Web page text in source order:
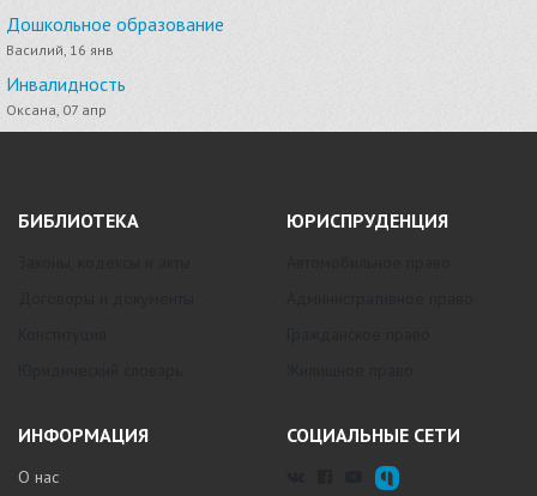
Дошкольное образование
Василий, 16 янв
Инвалидность
Оксана, 07 апр
БИБЛИОТЕКА ЮРИСПРУДЕНЦИЯ
ИНФОРМАЦИЯ
О нас
СОЦИАЛЬНЫЕ СЕТИ